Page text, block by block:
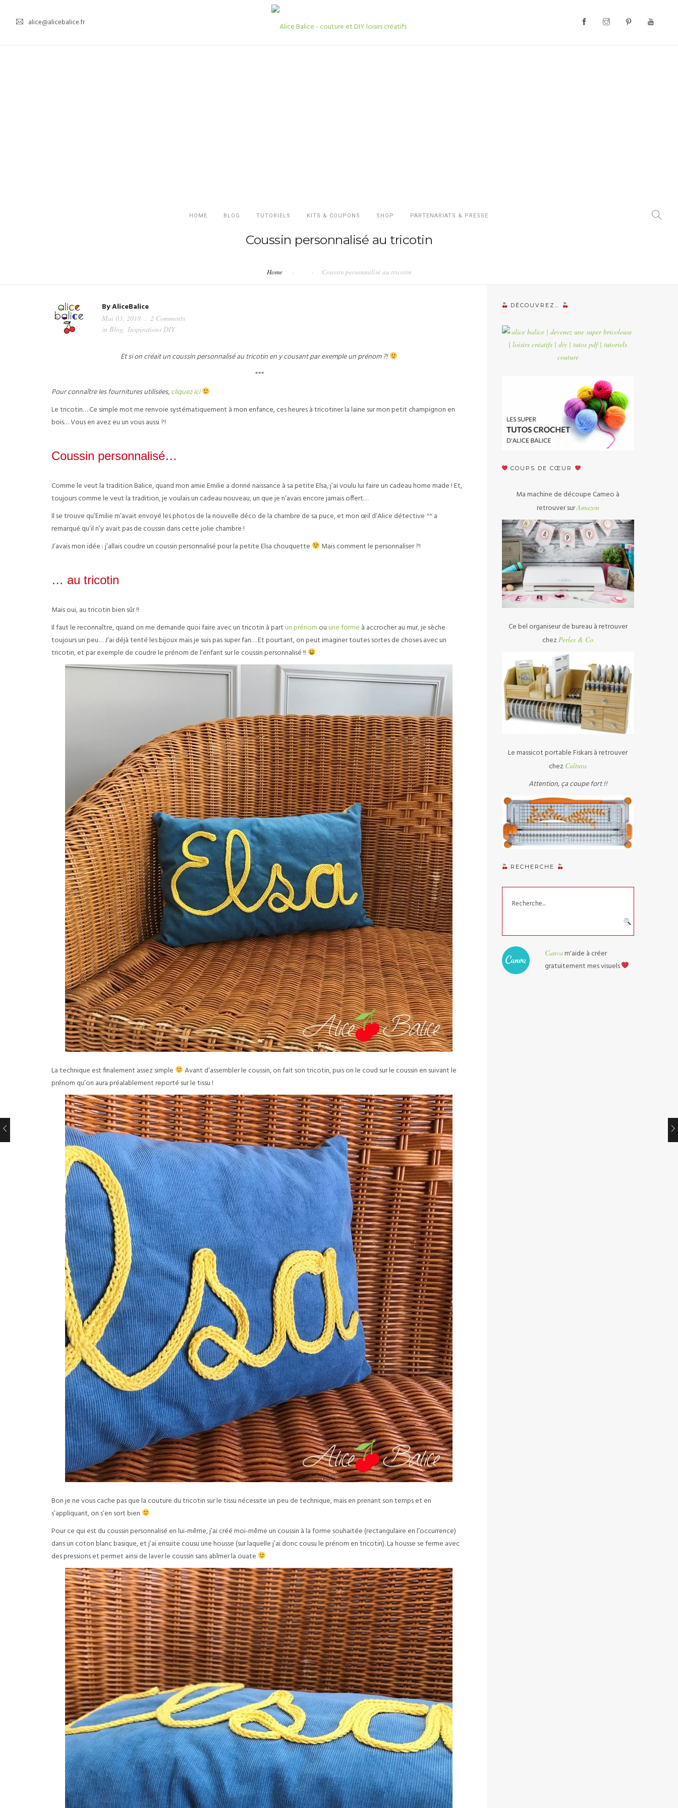
alice@alicebalice.fr
HOME BLOG TUTORIELS KITS & COUPONS SHOP PARTENARIATS & PRESSE
Coussin personnalisé au tricotin
Home Coussin personnalisé au tricotin
ByAliceBalice
Mai 03, 2018
2 Comments
in Blog, Inspirations DIY
Et si on créait un coussin personnalisé au tricotin en y cousant par exemple un prénom ?!
***
Pour connaître les fournitures utilisées,cliquez ici
Le tricotin… Ce simple mot me renvoie systématiquement à mon enfance, ces heures à tricotiner la laine sur mon petit champignon en
bois… Vous en avez eu un vous aussi ?!
Coussin personnalisé…
Comme le veut la tradition Balice, quand mon amie Emilie a donné naissance à sa petite Elsa, j’ai voulu lui faire un cadeau home made ! Et,
toujours comme le veut la tradition, je voulais un cadeau nouveau, un que je n’avais encore jamais offert…
Il se trouve qu’Emilie m’avait envoyé les photos de la nouvelle déco de la chambre de sa puce, et mon œil d’Alice détective ^^ a
remarqué qu’il n’y avait pas de coussin dans cette jolie chambre !
J’avais mon idée : j’allais coudre un coussin personnalisé pour la petite Elsa chouquette
Mais comment le personnaliser ?!
… au tricotin
Mais oui, au tricotin bien sûr !!
Il faut le reconnaître, quand on me demande quoi faire avec un tricotin à partun prénom ouune forme à accrocher au mur, je sèche
toujours un peu… J’ai déjà tenté les bijoux mais je suis pas super fan… Et pourtant, on peut imaginer toutes sortes de choses avec un
tricotin, et par exemple de coudre le prénom de l’enfant sur le coussin personnalisé !!
La technique est finalement assez simple
Avant d’assembler le coussin, on fait son tricotin, puis on le coud sur le coussin en suivant le
prénom qu’on aura préalablement reporté sur le tissu !
Bon je ne vous cache pas que la couture du tricotin sur le tissu nécessite un peu de technique, mais en prenant son temps et en
s’appliquant, on s’en sort bien
Pour ce qui est du coussin personnalisé en lui-même, j’ai créé moi-même un coussin à la forme souhaitée (rectangulaire en l’occurrence)
dans un coton blanc basique, et j’ai ensuite cousu une housse (sur laquelle j’ai donc cousu le prénom en tricotin). La housse se ferme avec
des pressions et permet ainsi de laver le coussin sans abîmer la ouate
DÉCOUVREZ…
COUPS DE CŒUR
Ma machine de découpe Cameo à
retrouver surAmazon
Ce bel organiseur de bureau à retrouver
chezPerles & Co
Le massicot portable Fiskars à retrouver
chez Cultura
Attention, ça coupe fort !!
RECHERCHE
Canvam'aide à créer
gratuitement mes visuels